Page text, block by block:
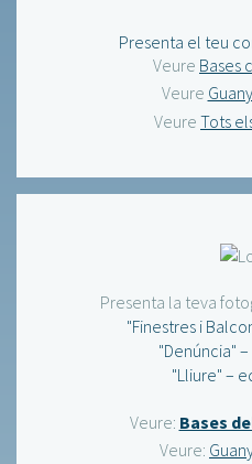
Presenta el teu
Veure Bases
Veure
Veure Tots
Presenta la teva
"Finestres i
"Denúncia"
"Lliure" –
Veure: Bases
Veure: